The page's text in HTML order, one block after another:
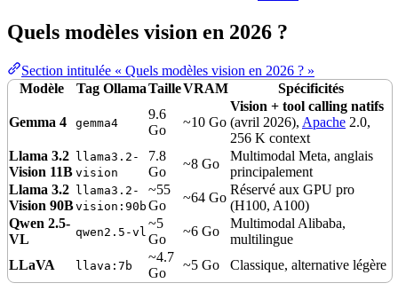
Quels modèles vision en 2026 ?
Section intitulée « Quels modèles vision en 2026 ? »
Modèle
TagOllamaTailleVRAM Spécificités
Gemma 4 gemma4
9.6
Go
~10 Go
Vision + tool calling natifs
(avril 2026), Apache 2.0,
256 K context
Llama 3.2
Vision 11B
llama3.2-
vision
7.8
Go
~8 Go
Multimodal Meta, anglais
principalement
Llama 3.2
Vision 90B
llama3.2-
vision:90b
~55
Go
~64 Go
Réservé aux GPU pro
(H100, A100)
Qwen 2.5-
VL
qwen2.5-vl
~5
Go
~6 Go
Multimodal Alibaba,
multilingue
LLaVA
llava:7b
~4.7
Go
~5 Go Classique, alternative légère